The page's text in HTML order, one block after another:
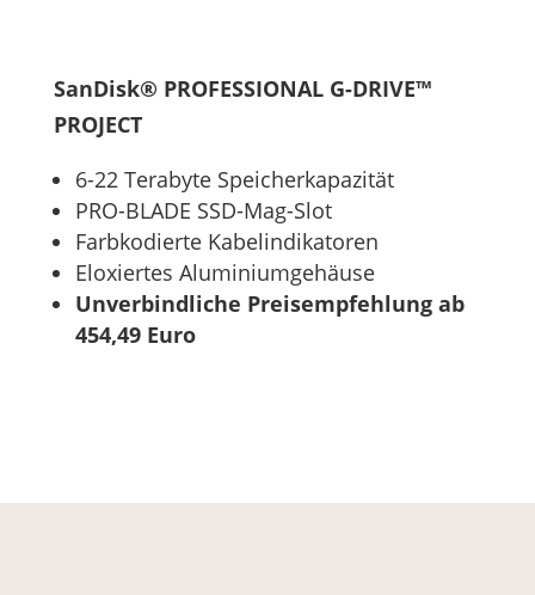
SanDisk® PROFESSIONAL G-DRIVE™
PROJECT
6-22 Terabyte Speicherkapazität
PRO-BLADE SSD-Mag-Slot
Farbkodierte Kabelindikatoren
Eloxiertes Aluminiumgehäuse
Unverbindliche Preisempfehlung ab
454,49 Euro